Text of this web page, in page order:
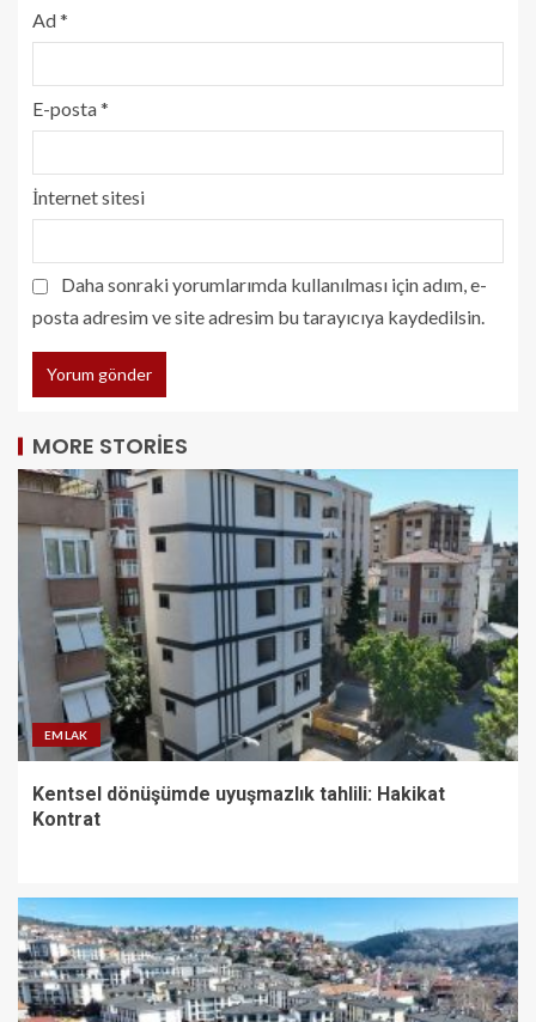
Ad*
E-posta*
İnternet sitesi
Daha sonraki yorumlarımda kullanılması için adım, e-
posta adresim ve site adresim bu tarayıcıya kaydedilsin.
MORE STORIES
EMLAK
Kentsel dönüşümde uyuşmazlık tahlili: Hakikat
Kontrat